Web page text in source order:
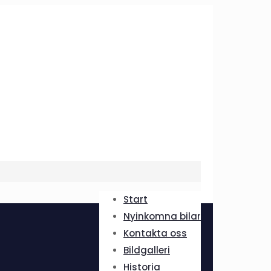
Start
Nyinkomna bilar
Kontakta oss
Bildgalleri
Historia